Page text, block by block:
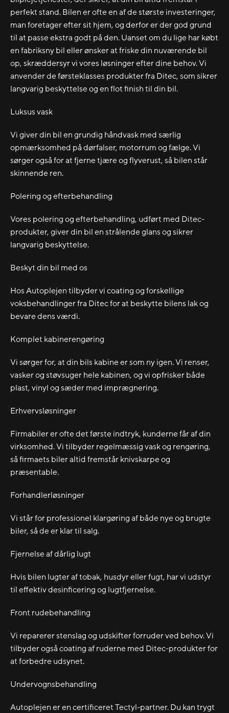
perfekt stand. Bilen er ofte en af de største investeringer,
man foretager efter sit hjem, og derfor er der god grund
til at passe ekstra godt på den. Uanset om du lige har købt
en fabriksny bil eller ønsker at friske din nuværende bil
op, skræddersyr vi vores løsninger efter dine behov. Vi
anvender de førsteklasses produkter fra Ditec, som sikrer
langvarig beskyttelse og en flot finish til din bil.
Luksus vask
Vi giver din bil en grundig håndvask med særlig
opmærksomhed på dørfalser, motorrum og fælge. Vi
sørger også for at fjerne tjære og flyverust, så bilen står
skinnende ren.
Polering og efterbehandling
Vores polering og efterbehandling, udført med Ditec-
produkter, giver din bil en strålende glans og sikrer
langvarig beskyttelse.
Beskyt din bil med os
Hos Autoplejen tilbyder vi coating og forskellige
voksbehandlinger fra Ditec for at beskytte bilens lak og
bevare dens værdi.
Komplet kabinerengøring
Vi sørger for, at din bils kabine er som ny igen. Vi renser,
vasker og støvsuger hele kabinen, og vi opfrisker både
plast, vinyl og sæder med imprægnering.
Erhvervsløsninger
Firmabiler er ofte det første indtryk, kunderne får af din
virksomhed. Vi tilbyder regelmæssig vask og rengøring,
så firmaets biler altid fremstår knivskarpe og
præsentable.
Forhandlerløsninger
Vi står for professionel klargøring af både nye og brugte
biler, så de er klar til salg.
Fjernelse af dårlig lugt
Hvis bilen lugter af tobak, husdyr eller fugt, har vi udstyr
til effektiv desinficering og lugtfjernelse.
Front rudebehandling
Vi reparerer stenslag og udskifter forruder ved behov. Vi
tilbyder også coating af ruderne med Ditec-produkter for
at forbedre udsynet.
Undervognsbehandling
Autoplejen er en certificeret Tectyl-partner. Du kan trygt